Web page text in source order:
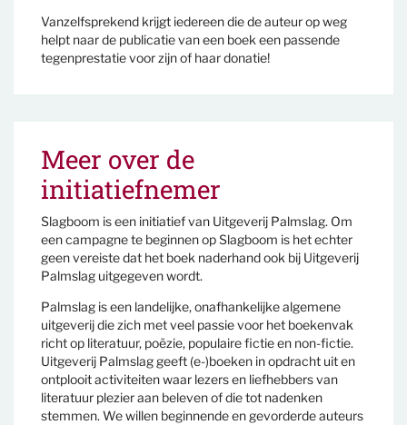
Vanzelfsprekend krijgt iedereen die de auteur op weg
helpt naar de publicatie van een boek een passende
tegenprestatie voor zijn of haar donatie!
Meer over de
initiatiefnemer
Slagboom is een initiatief van Uitgeverij Palmslag. Om
een campagne te beginnen op Slagboom is het echter
geen vereiste dat het boek naderhand ook bij Uitgeverij
Palmslag uitgegeven wordt.
Palmslag is een landelijke, onafhankelijke algemene
uitgeverij die zich met veel passie voor het boekenvak
richt op literatuur, poëzie, populaire fictie en non-fictie.
Uitgeverij Palmslag geeft (e-)boeken in opdracht uit en
ontplooit activiteiten waar lezers en liefhebbers van
literatuur plezier aan beleven of die tot nadenken
stemmen. We willen beginnende en gevorderde auteurs